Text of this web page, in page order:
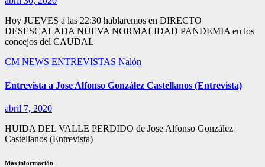
Hoy JUEVES a las 22:30 hablaremos en DIRECTO
DESESCALADA NUEVA NORMALIDAD PANDEMIA en los
concejos del CAUDAL
CM NEWS ENTREVISTAS Nalón
Entrevista a Jose Alfonso González Castellanos (Entrevista)
abril 7, 2020
HUIDA DEL VALLE PERDIDO de Jose Alfonso González
Castellanos (Entrevista)
Más información